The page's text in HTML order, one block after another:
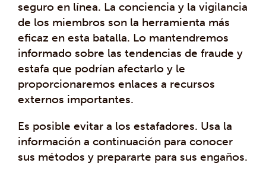
seguro en línea. La conciencia y la vigilancia
de los miembros son la herramienta más
eficaz en esta batalla. Lo mantendremos
informado sobre las tendencias de fraude y
estafa que podrían afectarlo y le
proporcionaremos enlaces a recursos
externos importantes.
Es posible evitar a los estafadores. Usa la
información a continuación para conocer
sus métodos y prepararte para sus engaños.